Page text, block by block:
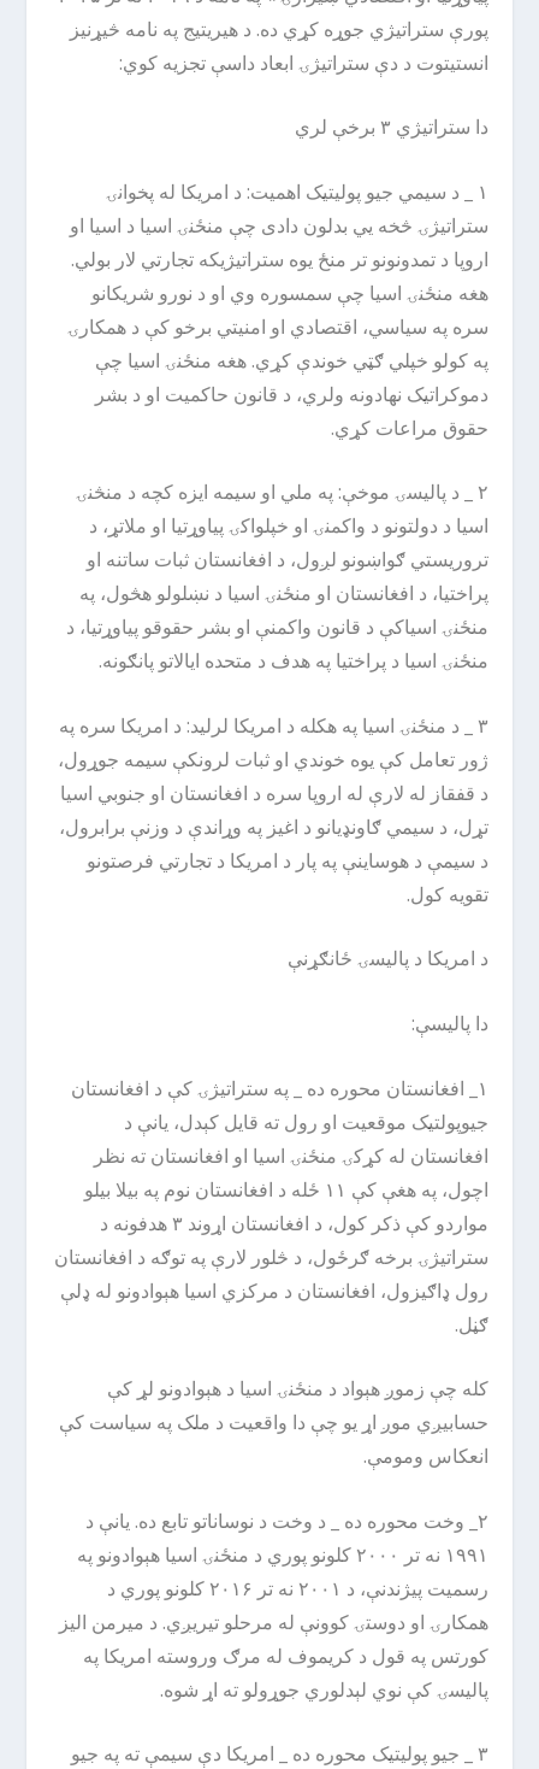
پورې ستراتیژي جوړه کړي ده. د هیریتیج په نامه څیړنیز
انستیتوت د دې ستراتیژۍ ابعاد داسې تجزیه کوي:
دا ستراتیژي ۳ برخې لري
۱ _ د سیمي جیو پولیتیک اهمیت: د امریکا له پخوانۍ
ستراتیژۍ څخه یي بدلون دادی چې منځنۍ اسیا د اسیا او
اروپا د تمدونونو تر منځ یوه ستراتیژیکه تجارتي لار بولي.
هغه منځنۍ اسیا چې سمسوره وي او د نورو شریکانو
سره په سیاسي، اقتصادي او امنیتي برخو کې د همکارۍ
په کولو خپلي ګټي خوندې کړي. هغه منځنۍ اسیا چې
دموکراتیک نهادونه ولري، د قانون حاکمیت او د بشر
حقوق مراعات کړي.
۲ _ د پالیسۍ موخې: په ملي او سیمه ایزه کچه د منڅنۍ
اسیا د دولتونو د واکمنۍ او خپلواکۍ پیاوړتیا او ملاتړ، د
تروریستي ګواښونو لږول، د افغانستان ثبات ساتنه او
پراختیا، د افغانستان او منځنۍ اسیا د نښلولو هڅول، په
منځنۍ اسیاکې د قانون واکمنې او بشر حقوقو پیاوړتیا، د
منځنۍ اسیا د پراختیا په هدف د متحده ایالاتو پانګونه.
۳ _ د منځنۍ اسیا په هکله د امریکا لرلید: د امریکا سره په
ژور تعامل کې یوه خوندي او ثبات لرونکې سیمه جوړول،
د قفقاز له لارې له اروپا سره د افغانستان او جنوبي اسیا
تړل، د سیمي ګاونډیانو د اغیز په وړاندې د وزنې برابرول،
د سیمې د هوساینې په پار د امریکا د تجارتي فرصتونو
تقویه کول.
د امریکا د پالیسۍ ځانګړنې
دا پالیسې:
۱_ افغانستان محوره ده _ په ستراتیژۍ کې د افغانستان
جیوپولتیک موقعیت او رول ته قایل کېدل، یانې د
افغانستان له کړکۍ منځنۍ اسیا او افغانستان ته نظر
اچول، په هغې کې ۱۱ ځله د افغانستان نوم په بیلا بیلو
مواردو کې ذکر کول، د افغانستان اړوند ۳ هدفونه د
ستراتیژۍ برخه ګرځول، د څلور لارې په توګه د افغانستان
رول ډاګیزول، افغانستان د مرکزي اسیا هېوادونو له ډلې
ګڼل.
کله چې زموږ هېواد د منځنۍ اسیا د هېوادونو لړ کې
حسابیږي موږ اړ یو چې دا واقعیت د ملک په سیاست کې
انعکاس ومومې.
۲_ وخت محوره ده _ د وخت د نوساناتو تابع ده. یانې د
۱۹۹۱ نه تر ۲۰۰۰ کلونو پوري د منځنۍ اسیا هېوادونو په
رسمیت پیژندنې، د ۲۰۰۱ نه تر ۲۰۱۶ کلونو پوري د
همکارۍ او دوستۍ کوونې له مرحلو تیریږي. د میرمن الیز
کورتس په قول د کریموف له مرګ وروسته امریکا په
پالیسۍ کې نوي لېدلوري جوړولو ته اړ شوه.
۳ _ جیو پولیتیک محوره ده _ امریکا دې سیمې ته په جیو